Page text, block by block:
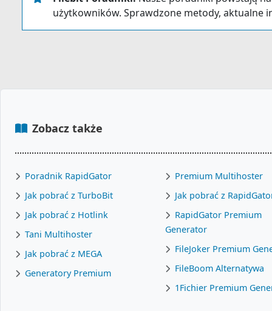
użytkowników. Sprawdzone metody, aktualne
Zobacz także
Poradnik RapidGator
Jak pobrać z TurboBit
Jak pobrać z Hotlink
Tani Multihoster
Jak pobrać z MEGA
Generatory Premium
Premium Multihoster
Jak pobrać z
RapidGator Premium
Generator
FileJoker Premium
FileBoom Alternatywa
1Fichier Premium